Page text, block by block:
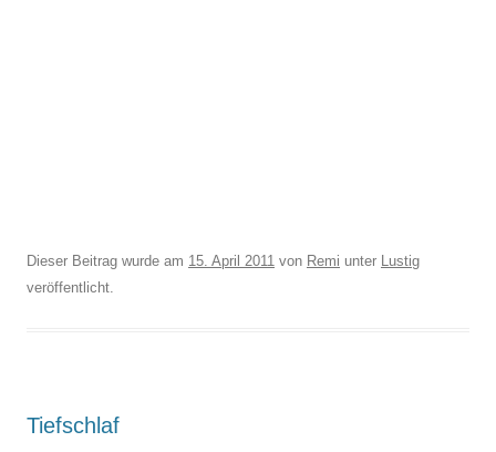
Dieser Beitrag wurde am 15. April 2011 von Remi unter Lustig
veröffentlicht.
Tiefschlaf